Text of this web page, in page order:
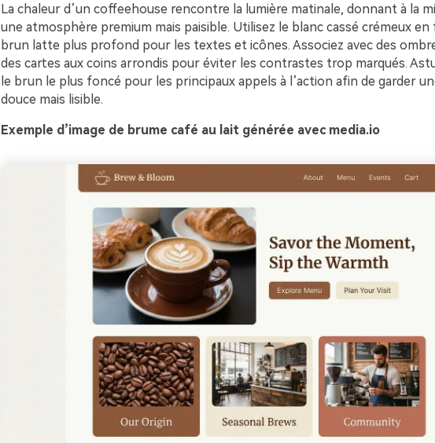
La chaleur d’un coffeehouse rencontre la lumière matinale, donnant à la
une atmosphère premium mais paisible. Utilisez le blanc cassé crémeux
brun latte plus profond pour les textes et icônes. Associez avec des
des cartes aux coins arrondis pour éviter les contrastes trop marqués.
le brun le plus foncé pour les principaux appels à l’action afin de garder
douce mais lisible.
Exemple d’image de brume café au lait générée avec media.io